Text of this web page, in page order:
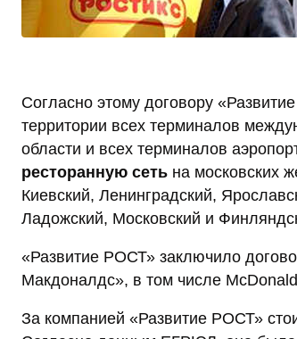
Согласно этому договору
территории всех терминалов
области и всех терминалов
ресторанную сеть на московских
Киевский, Ленинградский,
Ладожский, Московский и
«Развитие РОСТ» заключило
Макдоналдс», в том числе
За компанией «Развитие РОСТ»